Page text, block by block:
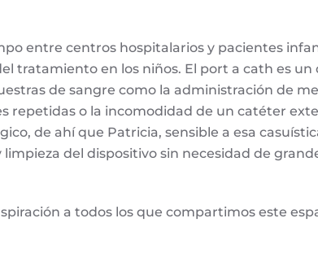
entre centros hospitalarios y pacientes
tratamiento en los niños. El port a cath es
de sangre como la administración de
repetidas o la incomodidad de un catéter
de ahí que Patricia, sensible a esa
del dispositivo sin necesidad de
a todos los que compartimos este